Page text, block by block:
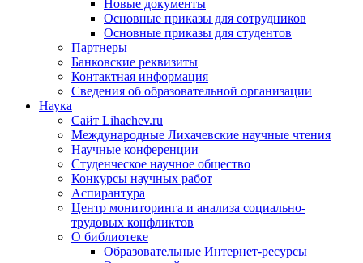
Новые документы
Основные приказы для сотрудников
Основные приказы для студентов
Партнеры
Банковские реквизиты
Контактная информация
Сведения об образовательной организации
Наука
Сайт Lihachev.ru
Международные Лихачевские научные чтения
Научные конференции
Студенческое научное общество
Конкурсы научных работ
Аспирантура
Центр мониторинга и анализа социально-
трудовых конфликтов
О библиотеке
Образовательные Интернет-ресурсы